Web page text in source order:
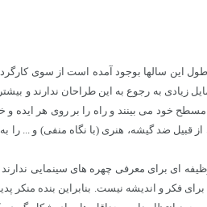
این سالها بوجود آمده است از سوی
زیادی به رجوع به این طراحان ندارند و
می بینند و راه را بر روی هر ایده و
قبیل ضد گیشه، هنری (با نگاه منفی) و ... را
ای برای معرفی چهره های سینمایی
فکر و اندیشه نیست. بنابراین بنده منکر